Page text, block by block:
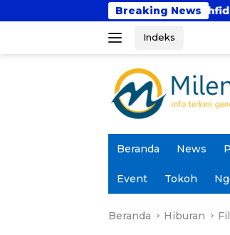
ke
Breaking News
Tahfidz Darul Hijrah Deli
Indeks
Beranda News
Event Tokoh
Beranda Hiburan